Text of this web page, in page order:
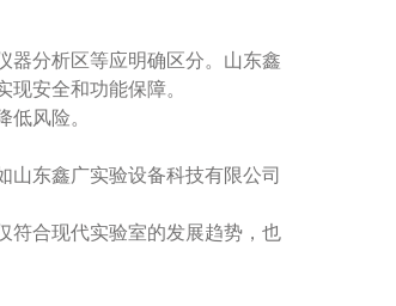
器分析区等应明确区分。山东鑫
安全和功能保障。
风险。
山东鑫广实验设备科技有限公司
符合现代实验室的发展趋势，也